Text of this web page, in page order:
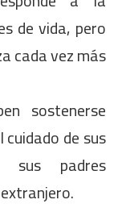
de vida, pero
cada vez más
sostenerse
de sus
sus padres